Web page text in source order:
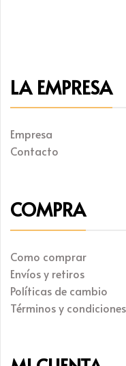
LA EMPRESA
Empresa
Contacto
COMPRA
Como comprar
Envíos y retiros
Políticas de cambio
Términos y condiciones